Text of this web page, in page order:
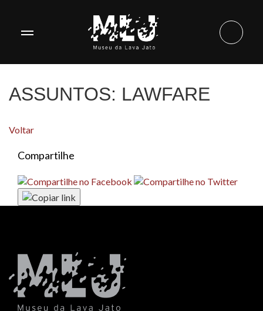
ASSUNTOS: LAWFARE
Voltar
Compartilhe